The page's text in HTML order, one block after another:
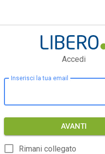
Accedi
Inserisci la tua email
AVANTI
Rimani collegato